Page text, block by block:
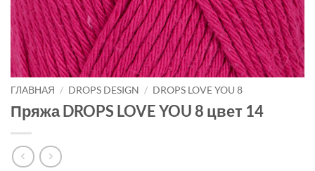
ГЛАВНАЯ / DROPS DESIGN / DROPS LOVE YOU 8
Пряжа DROPS LOVE YOU 8 цвет 14